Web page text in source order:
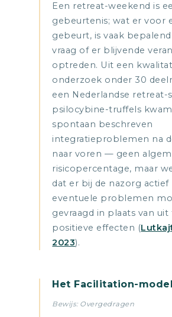
Een retreat-weekend is
gebeurtenis; wat er voor
gebeurt, is vaak
vraag of er blijvende
optreden. Uit een
onderzoek onder 30
een Nederlandse retreat-
psilocybine-truffels
spontaan beschreven
integratieproblemen na
naar voren — geen
risicopercentage, maar
dat er bij de nazorg actief
eventuele problemen
gevraagd in plaats van uit
positieve effecten (
2023).
Het Facilitation-model
Bewijs: Overgedragen